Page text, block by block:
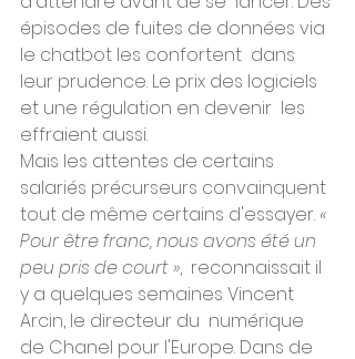
épisodes de fuites de données via
le chatbot les confortent  dans
leur prudence. Le prix des logiciels
et une régulation en devenir  les
effraient aussi.
Mais les attentes de certains
salariés précurseurs convainquent
tout de même certains d'essayer. «
Pour être franc, nous avons été un
peu pris de court »,  reconnaissait il
y a quelques semaines Vincent
Arcin, le directeur du  numérique
de Chanel pour l'Europe. Dans de